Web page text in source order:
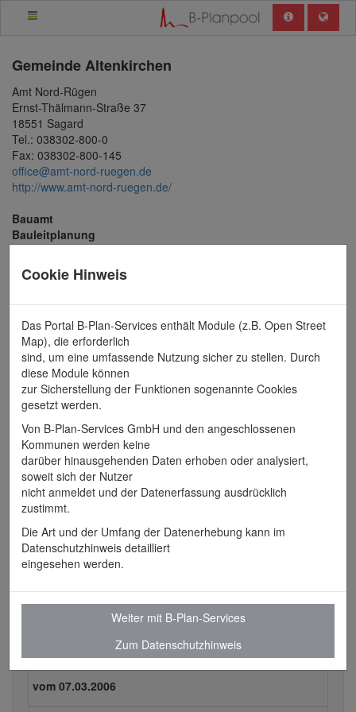
GemeindeAltenkirchen
Amt Nord-Rügen
Ernst-Thälmann-Straße 37
18551 Sagard
Tel.: 038302-800-0
Fax: 038302-800-145
office@amt-nord-ruegen.de
http://www.amt-nord-ruegen.de/
Bauamt
Bauleitplanung
Frau Verena Körber
Tel.: 038302-800135
v.koerber@amt-nord-ruegen.de
Bebauungsplan Nr.
5
Ferienhäuser auf dem Campingplatz
Erstaufstellung
vom 07.03.2006
Planzeichnung
Plan anzeigen
Alle Dokumente zu
Erstaufstellung
vom 07.03.2006
Cookie Hinweis
Das Portal B-Plan-Services enthält Module (z.B. Open Street
Map), die erforderlich
sind, um eine umfassende Nutzung sicher zu stellen. Durch
diese Module können
zur Sicherstellung der Funktionen sogenannte Cookies
gesetzt werden.
Von B-Plan-Services GmbH und den angeschlossenen
Kommunen werden keine
darüber hinausgehenden Daten erhoben oder analysiert,
soweit sich der Nutzer
nicht anmeldet und der Datenerfassung ausdrücklich
zustimmt.
Die Art und der Umfang der Datenerhebung kann im
Datenschutzhinweis detailliert
eingesehen werden.
Weiter mit B-Plan-Services
Zum Datenschutzhinweis